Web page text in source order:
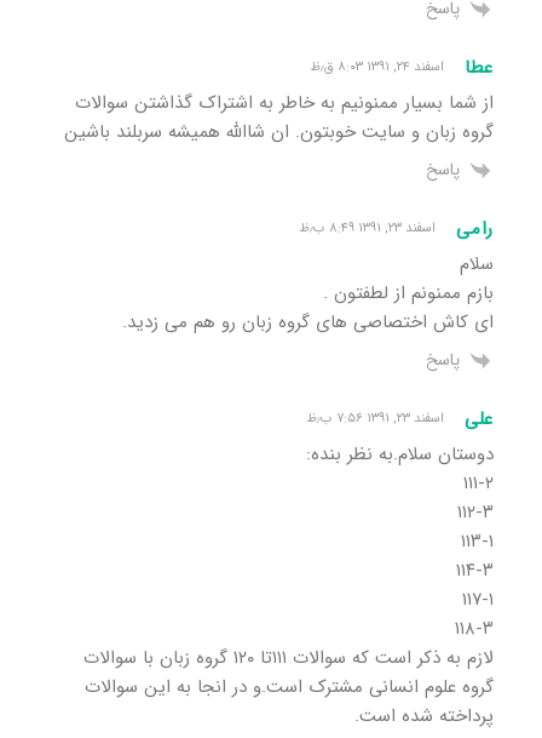
پاسخ
عطا اسفند ۲۴, ۱۳۹۱ ۸:۰۳ ق٫ظ
از شما بسیار ممنونیم به خاطر به اشتراک گذاشتن سوالات
گروه زبان و سایت خوبتون. ان شاالله همیشه سربلند باشین
پاسخ
رامی اسفند ۲۳, ۱۳۹۱ ۸:۴۹ ب٫ظ
سلام
بازم ممنونم از لطفتون .
ای کاش اختصاصی های گروه زبان رو هم می زدید.
پاسخ
علی اسفند ۲۳, ۱۳۹۱ ۷:۵۶ ب٫ظ
دوستان سلام.به نظر بنده:
۱۱۱-۲
۱۱۲-۳
۱۱۳-۱
۱۱۴-۳
۱۱۷-۱
۱۱۸-۳
لازم به ذکر است که سوالات ۱۱۱تا ۱۲۰ گروه زبان با سوالات
گروه علوم انسانی مشترک است.و در انجا به این سوالات
پرداخته شده است.